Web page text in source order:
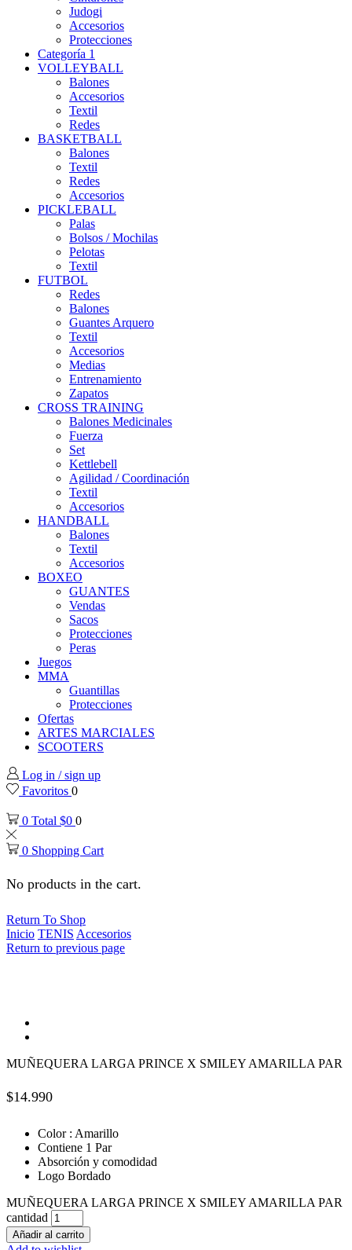
Judogi
Accesorios
Protecciones
Categoría 1
VOLLEYBALL
Balones
Accesorios
Textil
Redes
BASKETBALL
Balones
Textil
Redes
Accesorios
PICKLEBALL
Palas
Bolsos / Mochilas
Pelotas
Textil
FUTBOL
Redes
Balones
Guantes Arquero
Textil
Accesorios
Medias
Entrenamiento
Zapatos
CROSS TRAINING
Balones Medicinales
Fuerza
Set
Kettlebell
Agilidad / Coordinación
Textil
Accesorios
HANDBALL
Balones
Textil
Accesorios
BOXEO
GUANTES
Vendas
Sacos
Protecciones
Peras
Juegos
MMA
Guantillas
Protecciones
Ofertas
ARTES MARCIALES
SCOOTERS
Log in / sign up
Favoritos 0
0 Total $0 0
0 Shopping Cart
No products in the cart.
Return To Shop
Inicio TENIS Accesorios
Return to previous page
MUÑEQUERA LARGA PRINCE X SMILEY AMARILLA PAR
$14.990
Color : Amarillo
Contiene 1 Par
Absorción y comodidad
Logo Bordado
MUÑEQUERA LARGA PRINCE X SMILEY AMARILLA PAR
cantidad
Añadir al carrito